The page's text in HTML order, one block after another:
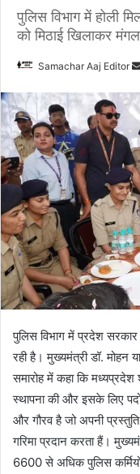
पुलिस विभाग में होली
को मिठाई खिलाकर
Samachar Aaj Editor
पुलिस विभाग में प्रदेश सरकार
रही है। मुख्यमंत्री डॉ. मोहन
समारोह में कहा कि
स्थापना की और इसके लिए
और गौरव है जो अपनी
गरिमा प्रदान करता हैं।
6600 से अधिक पुलिस